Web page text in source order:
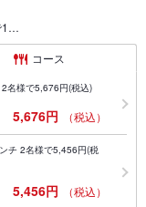
1…
コース
名様で5,676円(税込)
5,676円 （税込）
チ 2名様で5,456円(税
5,456円 （税込）